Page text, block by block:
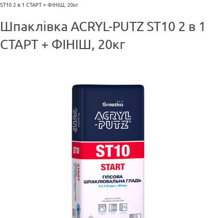
ST10 2 в 1 СТАРТ + ФІНІШ, 20кг
Шпаклівка ACRYL-PUTZ ST10 2 в 1
СТАРТ + ФІНІШ, 20кг